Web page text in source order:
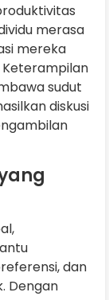
merasa
mereka
sudut
diskusi
dan
Dengan